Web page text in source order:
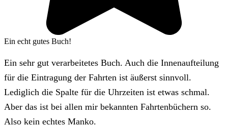
Ein echt gutes Buch!
Ein sehr gut verarbeitetes Buch. Auch die Innenaufteilung
für die Eintragung der Fahrten ist äußerst sinnvoll.
Lediglich die Spalte für die Uhrzeiten ist etwas schmal.
Aber das ist bei allen mir bekannten Fahrtenbüchern so.
Also kein echtes Manko.